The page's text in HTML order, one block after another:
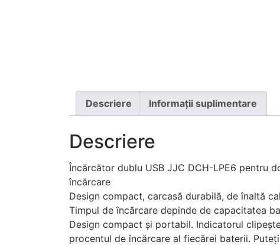
Descriere Informații suplimentare
Descriere
Încărcător dublu USB JJC DCH-LPE6 pentru
încărcare
Design compact, carcasă durabilă, de înaltă
Timpul de încărcare depinde de capacitatea
Design compact și portabil. Indicatorul
procentul de încărcare al fiecărei baterii.